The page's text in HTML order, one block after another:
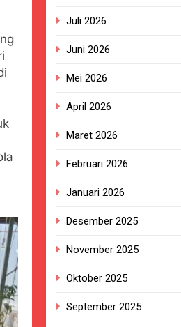
Pengadaan Buku Simi
Lingkungan Sekolah
Empat Korban Kebakaran
Sekolah, Disorot karena Dinilai
“Belum Ada Keputusan Resmi”
Juli 2026
Juni 2026
Mei 2026
April 2026
Maret 2026
Februari 2026
Januari 2026
Desember 2025
November 2025
Oktober 2025
September 2025